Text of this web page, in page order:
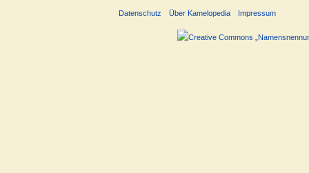
Datenschutz Über Kamelopedia Impressum